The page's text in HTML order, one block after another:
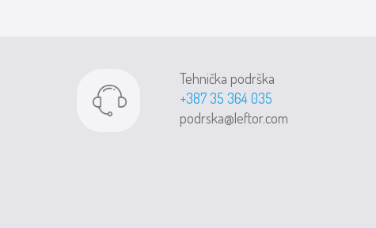
Tehnička podrška
+387 35 364 035
podrska@leftor.com